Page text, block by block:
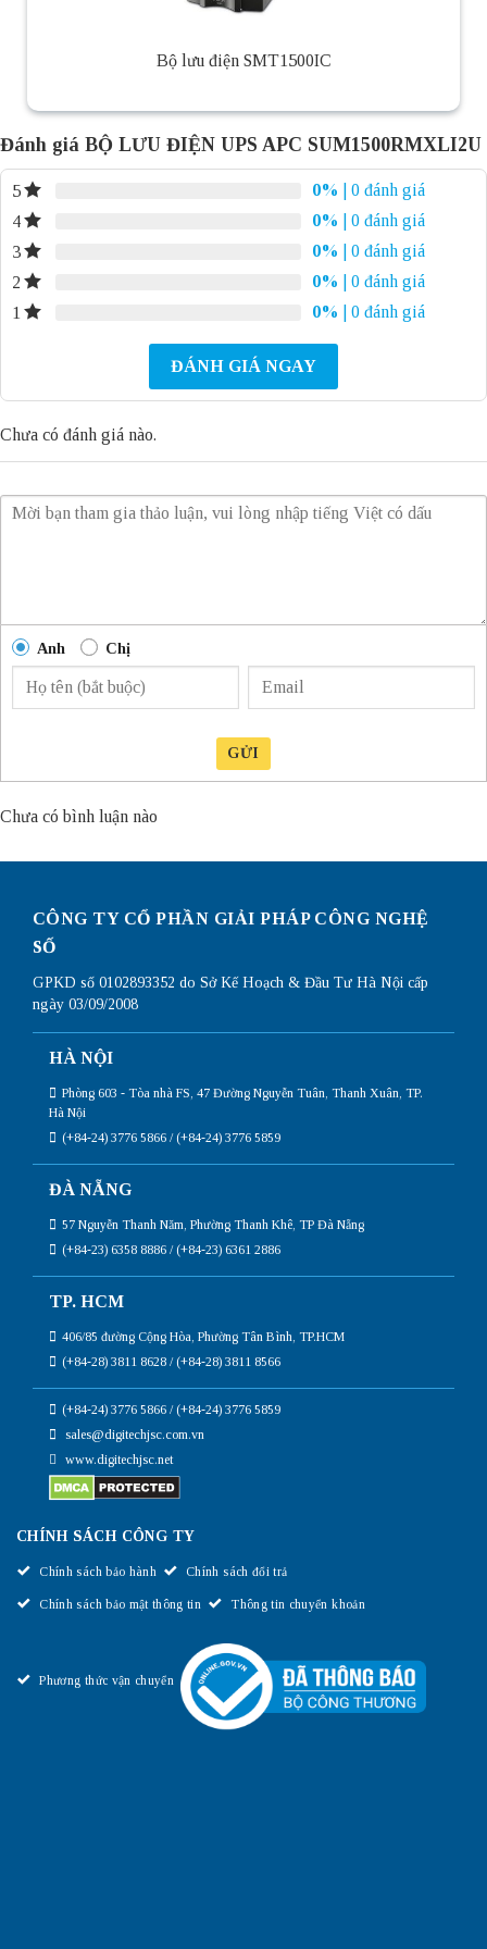
Bộ lưu điện SMT1500IC
Đánh giá BỘ LƯU ĐIỆN UPS APC SUM1500RMXLI2U
5 0%
| 0 đánh giá
4
0%
| 0 đánh giá
3
0%
| 0 đánh giá
2
0%
| 0 đánh giá
1
0% | 0 đánh giá
ĐÁNH GIÁ NGAY
Chưa có đánh giá nào.
Anh Chị
GỬI
Chưa có bình luận nào
CÔNG TY CỔ PHẦN GIẢI PHÁP CÔNG NGHỆ
SỐ
GPKD số 0102893352 do Sở Kế Hoạch & Đầu Tư Hà Nội cấp
ngày 03/09/2008
HÀ NỘI
Phòng 603 - Tòa nhà FS, 47 Đường Nguyễn Tuân, Thanh Xuân, TP.
Hà Nội
(+84-24) 3776 5866 / (+84-24) 3776 5859
ĐÀ NẴNG
57 Nguyễn Thanh Năm, Phường Thanh Khê, TP Đà Nẵng
(+84-23) 6358 8886 / (+84-23) 6361 2886
TP. HCM
406/85 đường Cộng Hòa, Phường Tân Bình, TP.HCM
(+84-28) 3811 8628 / (+84-28) 3811 8566
(+84-24) 3776 5866 / (+84-24) 3776 5859
sales@digitechjsc.com.vn
www.digitechjsc.net
CHÍNH SÁCH CÔNG TY
Chính sách bảo hành Chính sách đổi trả
Chính sách bảo mật thông tin Thông tin chuyển khoản
Phương thức vận chuyển